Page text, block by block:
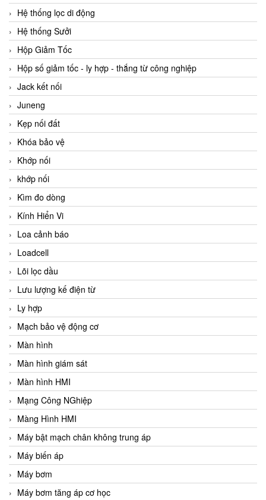
Hệ thống lọc di động
Hệ thống Sưởi
Hộp Giảm Tốc
Hộp số giảm tốc - ly hợp - thắng từ công nghiệp
Jack kết nối
Juneng
Kẹp nối đất
Khóa bảo vệ
Khớp nối
khớp nối
Kìm đo dòng
Kính Hiển Vi
Loa cảnh báo
Loadcell
Lõi lọc dầu
Lưu lượng kế điện từ
Ly hợp
Mạch bảo vệ động cơ
Màn hình
Màn hình giám sát
Màn hình HMI
Mạng Công NGhiệp
Màng Hình HMI
Máy bật mạch chân không trung áp
Máy biến áp
Máy bơm
Máy bơm tăng áp cơ học